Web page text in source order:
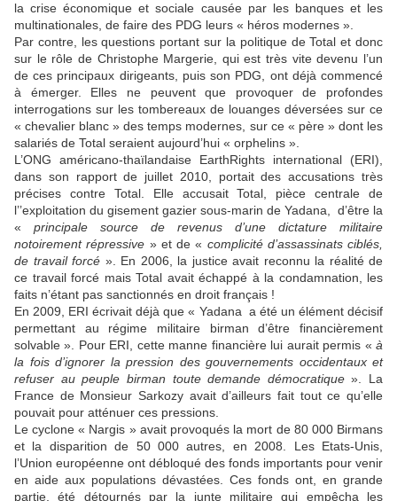
la crise économique et sociale causée par les banques et les
multinationales, de faire des PDG leurs « héros modernes ».
Par contre, les questions portant sur la politique de Total et donc
sur le rôle de Christophe Margerie, qui est très vite devenu l’un
de ces principaux dirigeants, puis son PDG, ont déjà commencé
à émerger. Elles ne peuvent que provoquer de profondes
interrogations sur les tombereaux de louanges déversées sur ce
« chevalier blanc » des temps modernes, sur ce « père » dont les
salariés de Total seraient aujourd’hui « orphelins ».
L’ONG américano-thaïlandaise EarthRights international (ERI),
dans son rapport de juillet 2010, portait des accusations très
précises contre Total. Elle accusait Total, pièce centrale de
l’’exploitation du gisement gazier sous-marin de Yadana, d’être la
« principale source de revenus d’une dictature militaire
notoirement répressive » et de « complicité d’assassinats ciblés,
de travail forcé ». En 2006, la justice avait reconnu la réalité de
ce travail forcé mais Total avait échappé à la condamnation, les
faits n’étant pas sanctionnés en droit français !
En 2009, ERI écrivait déjà que « Yadana a été un élément décisif
permettant au régime militaire birman d’être financièrement
solvable ». Pour ERI, cette manne financière lui aurait permis « à
la fois d’ignorer la pression des gouvernements occidentaux et
refuser au peuple birman toute demande démocratique». La
France de Monsieur Sarkozy avait d’ailleurs fait tout ce qu’elle
pouvait pour atténuer ces pressions.
Le cyclone « Nargis » avait provoqués la mort de 80 000 Birmans
et la disparition de 50 000 autres, en 2008. Les Etats-Unis,
l’Union européenne ont débloqué des fonds importants pour venir
en aide aux populations dévastées. Ces fonds ont, en grande
partie, été détournés par la junte militaire qui empêcha les